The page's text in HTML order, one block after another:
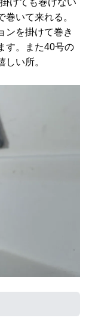
けても巻けない
いて来れる。
ンを掛けて巻き
す。また40号の
い所。